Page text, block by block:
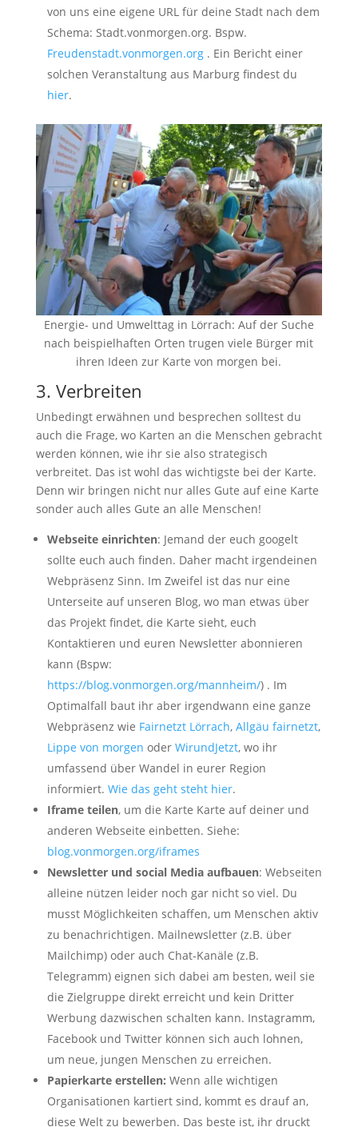
von uns eine eigene URL für deine Stadt nach dem
Schema: Stadt.vonmorgen.org. Bspw.
Freudenstadt.vonmorgen.org. Ein Bericht einer
solchen Veranstaltung aus Marburg findest du
hier.
Energie- und Umwelttag in Lörrach: Auf der Suche
nach beispielhaften Orten trugen viele Bürger mit
ihren Ideen zur Karte von morgen bei.
3. Verbreiten
Unbedingt erwähnen und besprechen solltest du
auch die Frage, wo Karten an die Menschen gebracht
werden können, wie ihr sie also strategisch
verbreitet. Das ist wohl das wichtigste bei der Karte.
Denn wir bringen nicht nur alles Gute auf eine Karte
sonder auch alles Gute an alle Menschen!
Webseite einrichten: Jemand der euch googelt
sollte euch auch finden. Daher macht irgendeinen
Webpräsenz Sinn. Im Zweifel ist das nur eine
Unterseite auf unseren Blog, wo man etwas über
das Projekt findet, die Karte sieht, euch
Kontaktieren und euren Newsletter abonnieren
kann (Bspw:
https://blog.vonmorgen.org/mannheim/) . Im
Optimalfall baut ihr aber irgendwann eine ganze
Webpräsenz wie Fairnetzt Lörrach, Allgäu fairnetzt,
Lippe von morgen oder WirundJetzt, wo ihr
umfassend über Wandel in eurer Region
informiert. Wie das geht steht hier.
Iframe teilen, um die Karte Karte auf deiner und
anderen Webseite einbetten. Siehe:
blog.vonmorgen.org/iframes
Newsletter und social Media aufbauen: Webseiten
alleine nützen leider noch gar nicht so viel. Du
musst Möglichkeiten schaffen, um Menschen aktiv
zu benachrichtigen. Mailnewsletter (z.B. über
Mailchimp) oder auch Chat-Kanäle (z.B.
Telegramm) eignen sich dabei am besten, weil sie
die Zielgruppe direkt erreicht und kein Dritter
Werbung dazwischen schalten kann. Instagramm,
Facebook und Twitter können sich auch lohnen,
um neue, jungen Menschen zu erreichen.
Papierkarte erstellen: Wenn alle wichtigen
Organisationen kartiert sind, kommt es drauf an,
diese Welt zu bewerben. Das beste ist, ihr druckt